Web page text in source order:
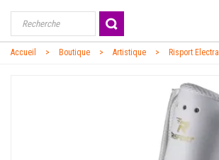
Accueil Boutique Artistique Risport Electra